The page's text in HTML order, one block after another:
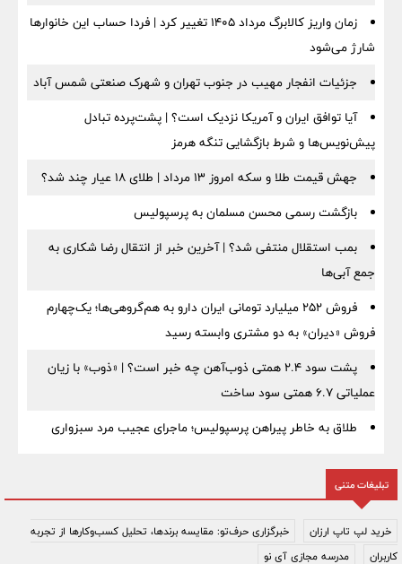
زمان واریز کالابرگ مرداد ۱۴۰۵ تغییر کرد | فردا حساب این خانوارها
شارژ می‌شود
جزئیات انفجار مهیب در جنوب تهران و شهرک صنعتی شمس آباد
آیا توافق ایران و آمریکا نزدیک است؟ | پشت‌پرده تبادل
پیش‌نویس‌ها و شرط بازگشایی تنگه هرمز
جهش قیمت طلا و سکه امروز ۱۳ مرداد | طلای ۱۸ عیار چند شد؟
بازگشت رسمی محسن مسلمان به پرسپولیس
بمب استقلال منتفی شد؟ | آخرین خبر از انتقال رضا شکاری به
جمع آبی‌ها
فروش ۲۵۲ میلیارد تومانی ایران دارو به هم‌گروهی‌ها؛ یک‌چهارم
فروش «دیران» به دو مشتری وابسته رسید
پشت سود ۲.۴ همتی ذوب‌آهن چه خبر است؟ | «ذوب» با زیان
عملیاتی ۶.۷ همتی سود ساخت
طلاق به خاطر پیراهن پرسپولیس؛ ماجرای عجیب مرد سبزواری
تبلیغات متنی
خرید لپ تاپ ارزان
خبرگزاری حرف‌تو: مقایسه برندها، تحلیل کسب‌وکارها از تجربه
کاربران
مدرسه مجازی آی نو